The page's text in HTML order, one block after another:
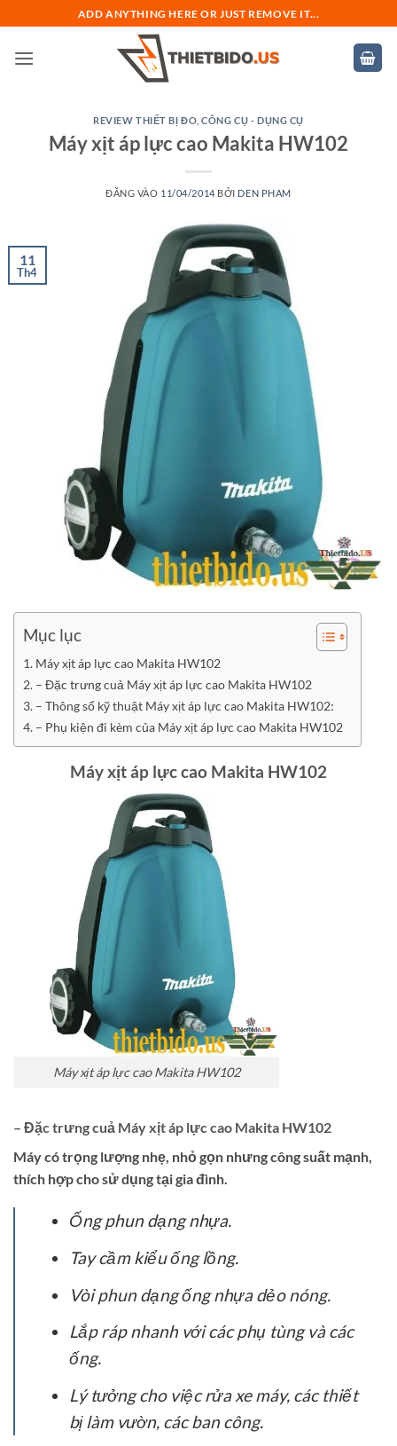
qua
nội
ADD ANYTHING HERE OR JUST REMOVE IT...
REVIEW THIẾT BỊ ĐO ,CÔNG CỤ - DỤNG CỤ
Máy xịt áp lực cao Makita HW102
ĐĂNG VÀO 11/04/2014 BỞI DEN PHAM
11
Th4
Mục lục
Máy xịt áp lực cao Makita HW102
– Đặc trưng cuả Máy xịt áp lực cao Makita HW102
– Thông số kỹ thuật Máy xịt áp lực cao Makita HW102:
– Phụ kiện đi kèm của Máy xịt áp lực cao Makita HW102
Máy xịt áp lực cao Makita HW102
Máy xịt áp lực cao Makita HW102
– Đặc trưng cuả Máy xịt áp lực cao Makita HW102
Máy có trọng lượng nhẹ, nhỏ gọn nhưng công suất mạnh,
thích hợp cho sử dụng tại gia đình.
Ống phun dạng nhựa.
Tay cầm kiểu ống lồng.
Vòi phun dạng ống nhựa dẻo nóng.
Lắp ráp nhanh với các phụ tùng và các
ống.
Lý tưởng cho việc rửa xe máy, các thiết
bị làm vườn, các ban công.